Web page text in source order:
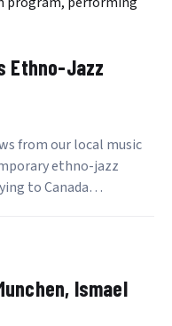
Ethno-Jazz
from our local music
ethno-jazz
to Canada…
Ismael